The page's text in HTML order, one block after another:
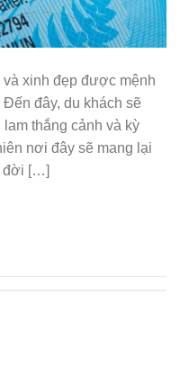
xinh đẹp được mệnh
đây, du khách sẽ
thắng cảnh và kỳ
nơi đây sẽ mang lại
đời […]